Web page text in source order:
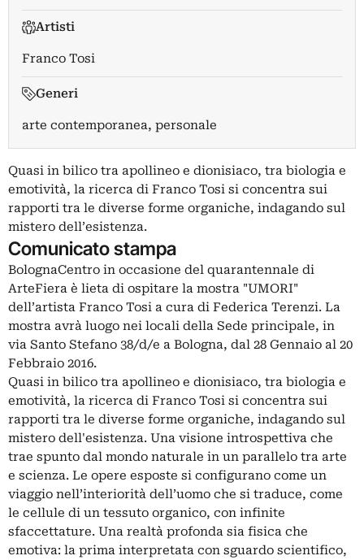
Artisti
Franco Tosi
Generi
arte contemporanea, personale
Quasi in bilico tra apollineo e dionisiaco, tra biologia e
emotività, la ricerca di Franco Tosi si concentra sui
rapporti tra le diverse forme organiche, indagando sul
mistero dell’esistenza.
Comunicato stampa
BolognaCentro in occasione del quarantennale di
ArteFiera è lieta di ospitare la mostra "UMORI"
dell’artista Franco Tosi a cura di Federica Terenzi. La
mostra avrà luogo nei locali della Sede principale, in
via Santo Stefano 38/d/e a Bologna, dal 28 Gennaio al 20
Febbraio 2016.
Quasi in bilico tra apollineo e dionisiaco, tra biologia e
emotività, la ricerca di Franco Tosi si concentra sui
rapporti tra le diverse forme organiche, indagando sul
mistero dell'esistenza. Una visione introspettiva che
trae spunto dal mondo naturale in un parallelo tra arte
e scienza. Le opere esposte si configurano come un
viaggio nell’interiorità dell’uomo che si traduce, come
le cellule di un tessuto organico, con infinite
sfaccettature. Una realtà profonda sia fisica che
emotiva: la prima interpretata con sguardo scientifico,